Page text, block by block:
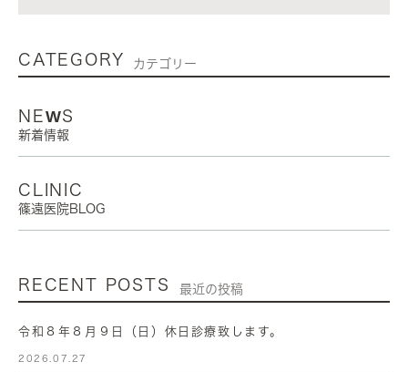
CATEGORY カテゴリー
NEWS
新着情報
CLINIC
篠遠医院BLOG
RECENT POSTS 最近の投稿
令和８年８月９日（日）休日診療致します。
2026.07.27